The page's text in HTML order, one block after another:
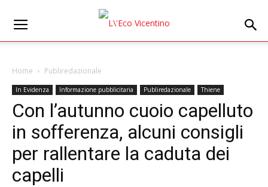
Home Publiredazionale
In Evidenza Informazione pubblicitaria Publiredazionale Thiene
Con l’autunno cuoio capelluto
in sofferenza, alcuni consigli
per rallentare la caduta dei
capelli